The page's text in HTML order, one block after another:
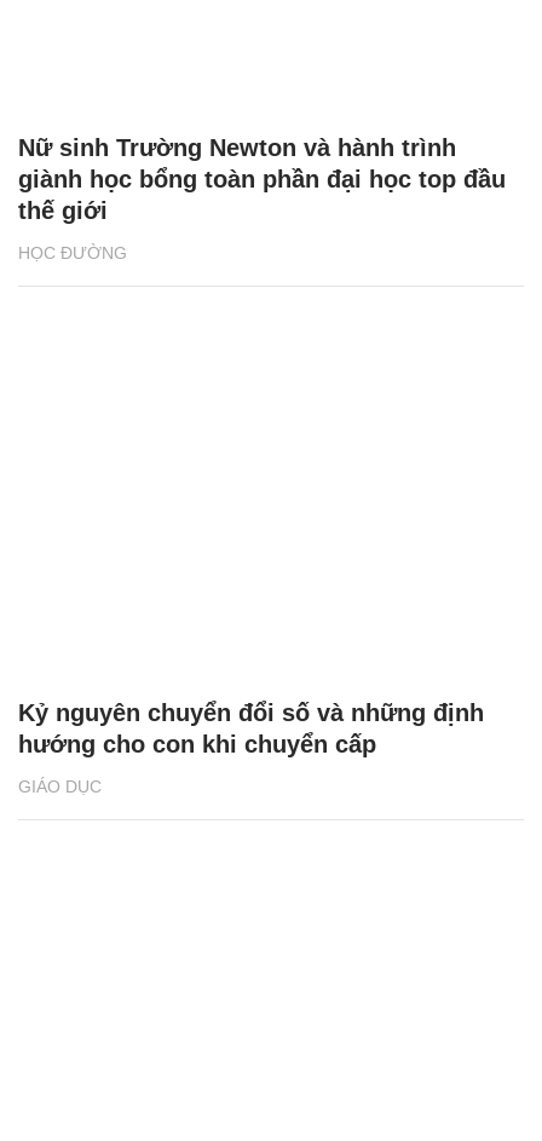
HỌC ĐƯỜNG
Nữ sinh Trường Newton và hành trình
giành học bổng toàn phần đại học top đầu
thế giới
GIÁO DỤC
Kỷ nguyên chuyển đổi số và những định
hướng cho con khi chuyển cấp